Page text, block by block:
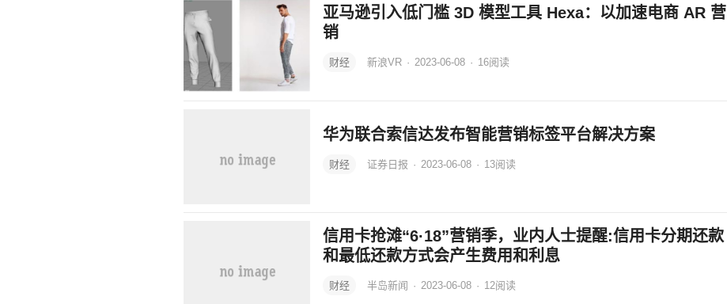
亚马逊引入低门槛 3D 模型工具 Hexa：以加速电商 AR 营
销
财经 新浪VR · 2023-06-08 · 16阅读
华为联合索信达发布智能营销标签平台解决方案
财经 证券日报 · 2023-06-08 · 13阅读
信用卡抢滩“6·18”营销季，业内人士提醒:信用卡分期还款
和最低还款方式会产生费用和利息
财经 半岛新闻 · 2023-06-08 · 12阅读